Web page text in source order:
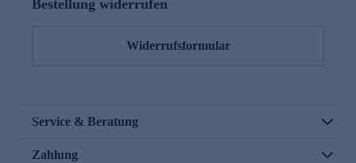
Bestellung widerrufen
Widerrufsformular
Service & Beratung
Zahlung